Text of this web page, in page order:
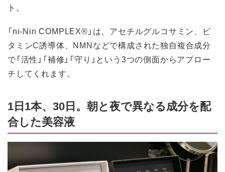
ト。
「ni-Nin COMPLEX®」は、アセチルグルコサミン、ビ
タミンC誘導体、NMNなどで構成された独自複合成分
で「活性」「補修」「守り」という3つの側面からアプロー
チしてくれます。
1日1本、30日。朝と夜で異なる成分を配
合した美容液